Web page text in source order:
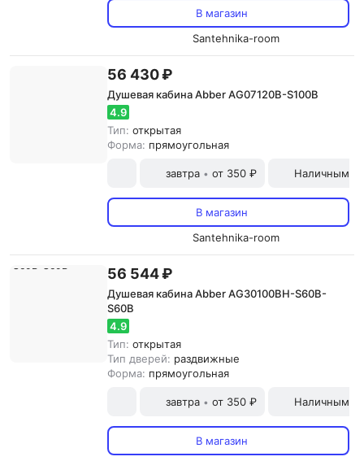
В магазин
Santehnika-room
56 430 ₽
Душевая кабина Abber AG07120B-S100B
4.9
Тип: открытая
Форма: прямоугольная
завтра • от 350 ₽ Наличными
В магазин
Santehnika-room
56 544 ₽
Душевая кабина Abber AG30100BH-S60B-
S60B
4.9
Тип: открытая
Тип дверей: раздвижные
Форма: прямоугольная
завтра • от 350 ₽ Наличными
В магазин